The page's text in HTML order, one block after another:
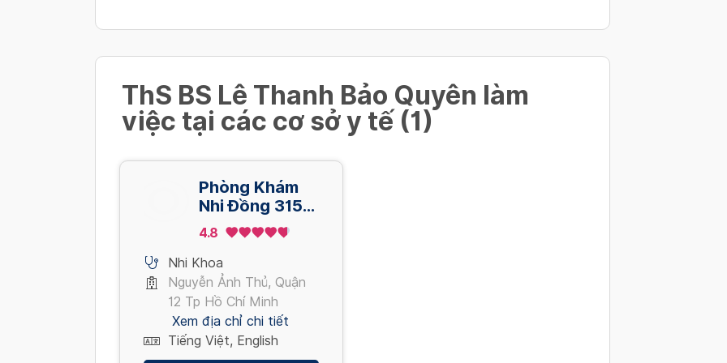
Synflorix
Prevenar 13
1,290,000 VND
ThS BS Lê Thanh Bảo Quyên làm
việc tại các cơ sở y tế (1)
Phòng Khám
Nhi Đồng 315 -
Chi Nhánh
Nguyễn Ảnh
Thủ - Quận 12
4.8
Nhi Khoa
Nguyễn Ảnh Thủ, Quận
12 Tp Hồ Chí Minh
Xem địa chỉ chi tiết
Tiếng Việt, English